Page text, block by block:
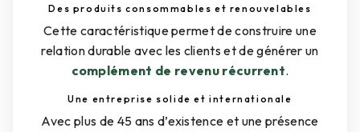
Des produits consommables et renouvelables
Cette caractéristique permet de construire une
relation durable avec les clients et de générer un
complément de revenu récurrent.
Une entreprise solide et internationale
Avec plus de 45 ans d’existence et une présence